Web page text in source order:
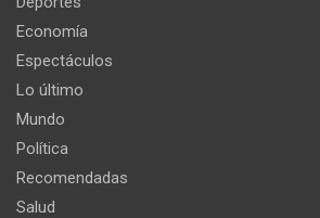
Economía
Espectáculos
Lo último
Mundo
Política
Recomendadas
Salud